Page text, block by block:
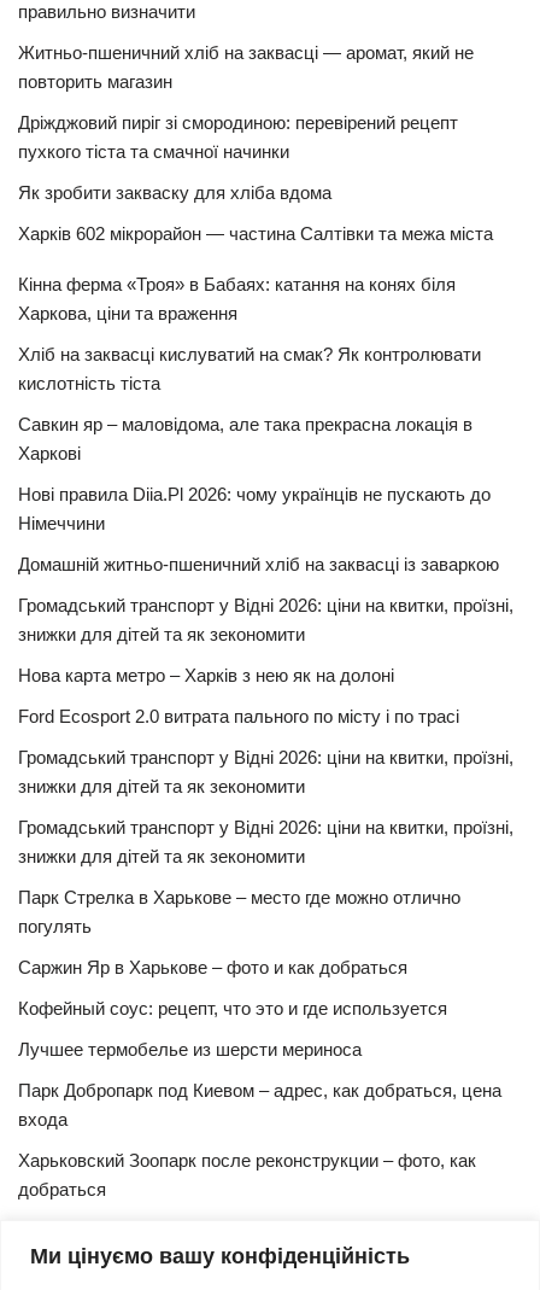
Ми цінуємо вашу конфіденційність
правильно визначити
Житньо-пшеничний хліб на заквасці — аромат, який не
повторить магазин
Дріжджовий пиріг зі смородиною: перевірений рецепт
пухкого тіста та смачної начинки
Як зробити закваску для хліба вдома
Харків 602 мікрорайон — частина Салтівки та межа міста
Кінна ферма «Троя» в Бабаях: катання на конях біля
Харкова, ціни та враження
Хліб на заквасці кислуватий на смак? Як контролювати
кислотність тіста
Савкин яр – маловідома, але така прекрасна локація в
Харкові
Нові правила Diia.Pl 2026: чому українців не пускають до
Німеччини
Домашній житньо-пшеничний хліб на заквасці із заваркою
Громадський транспорт у Відні 2026: ціни на квитки, проїзні,
знижки для дітей та як зекономити
Нова карта метро – Харків з нею як на долоні
Ford Ecosport 2.0 витрата пального по місту і по трасі
Громадський транспорт у Відні 2026: ціни на квитки, проїзні,
знижки для дітей та як зекономити
Громадський транспорт у Відні 2026: ціни на квитки, проїзні,
знижки для дітей та як зекономити
Парк Стрелка в Харькове – место где можно отлично
погулять
Саржин Яр в Харькове – фото и как добраться
Кофейный соус: рецепт, что это и где используется
Лучшее термобелье из шерсти мериноса
Парк Добропарк под Киевом – адрес, как добраться, цена
входа
Харьковский Зоопарк после реконструкции – фото, как
добраться
домашних условиях